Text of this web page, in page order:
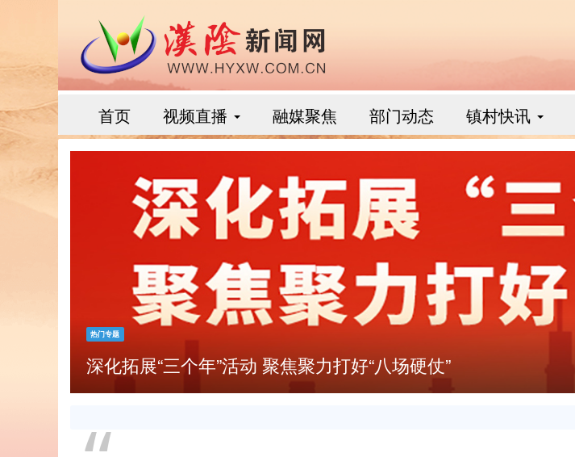
首页 视频直播 融媒聚焦 部门动态 镇村快讯
热门专题
深化拓展“三个年”活动 聚焦聚力打好“八场硬仗”